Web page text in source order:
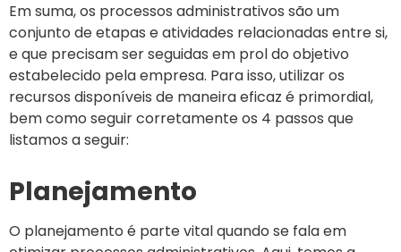
Em suma, os processos administrativos são um
conjunto de etapas e atividades relacionadas entre si,
e que precisam ser seguidas em prol do objetivo
estabelecido pela empresa. Para isso, utilizar os
recursos disponíveis de maneira eficaz é primordial,
bem como seguir corretamente os 4 passos que
listamos a seguir:
Planejamento
O planejamento é parte vital quando se fala em